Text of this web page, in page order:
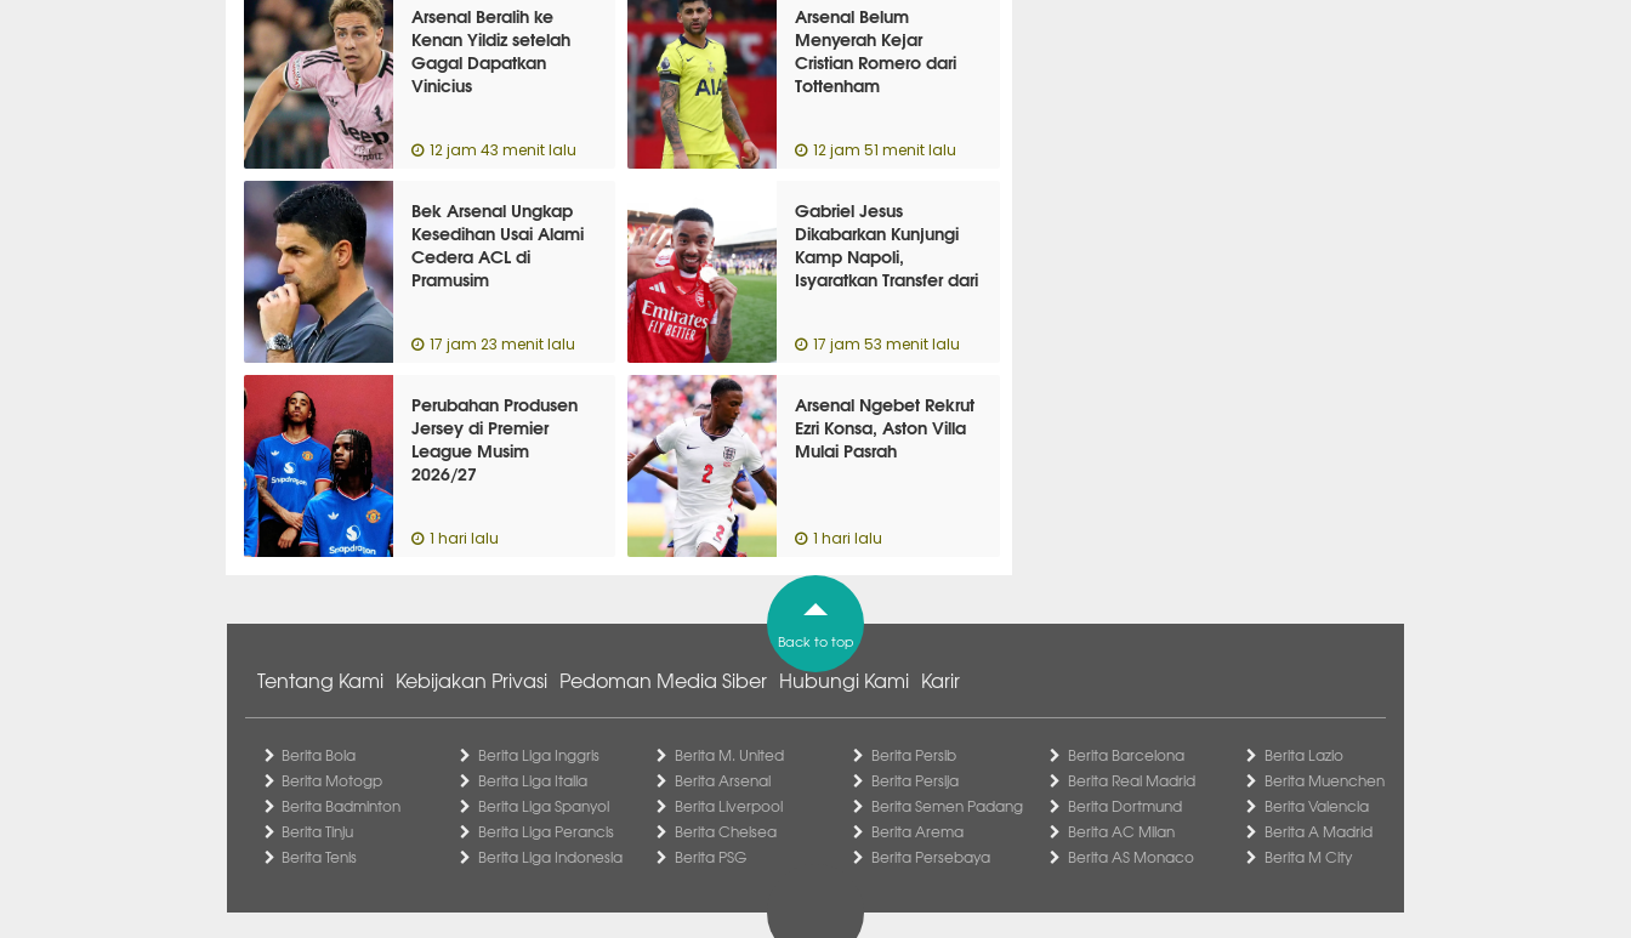
Arsenal Beralih ke
Kenan Yildiz setelah
Gagal Dapatkan
Vinicius
12 jam 43 menit lalu
Arsenal Belum
Menyerah Kejar
Cristian Romero dari
Tottenham
12 jam 51 menit lalu
Bek Arsenal Ungkap
Kesedihan Usai Alami
Cedera ACL di
Pramusim
17 jam 23 menit lalu
Gabriel Jesus
Dikabarkan Kunjungi
Kamp Napoli,
Isyaratkan Transfer dari
17 jam 53 menit lalu
Perubahan Produsen
Jersey di Premier
League Musim
2026/27
1 hari lalu
Arsenal Ngebet Rekrut
Ezri Konsa, Aston Villa
Mulai Pasrah
1 hari lalu
Back to top
Tentang Kami Kebijakan Privasi Pedoman Media Siber Hubungi Kami Karir
Berita Bola
Berita Motogp
Berita Badminton
Berita Tinju
Berita Tenis
Berita Liga Inggris
Berita Liga Italia
Berita Liga Spanyol
Berita Liga Perancis
Berita Liga Indonesia
Berita M. United
Berita Arsenal
Berita Liverpool
Berita Chelsea
Berita PSG
Berita Persib
Berita Persija
Berita Semen Padang
Berita Arema
Berita Persebaya
Berita Barcelona
Berita Real Madrid
Berita Dortmund
Berita AC Milan
Berita AS Monaco
Berita Lazio
Berita Muenchen
Berita Valencia
Berita A Madrid
Berita M City